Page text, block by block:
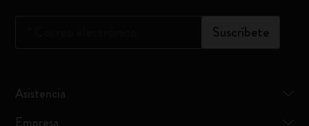
Suscríbete
Asistencia